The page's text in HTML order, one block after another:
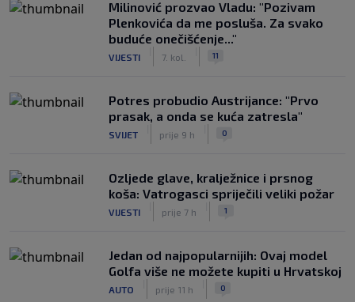
Milinović prozvao Vladu: "Pozivam
Plenkovića da me posluša. Za svako
buduće onečišćenje..."
VIJESTI 7. kol. 11
Potres probudio Austrijance: "Prvo
prasak, a onda se kuća zatresla"
SVIJET prije 9 h 0
Ozljede glave, kralježnice i prsnog
koša: Vatrogasci spriječili veliki požar
VIJESTI prije 7 h 1
Jedan od najpopularnijih: Ovaj model
Golfa više ne možete kupiti u Hrvatskoj
AUTO prije 11 h 0